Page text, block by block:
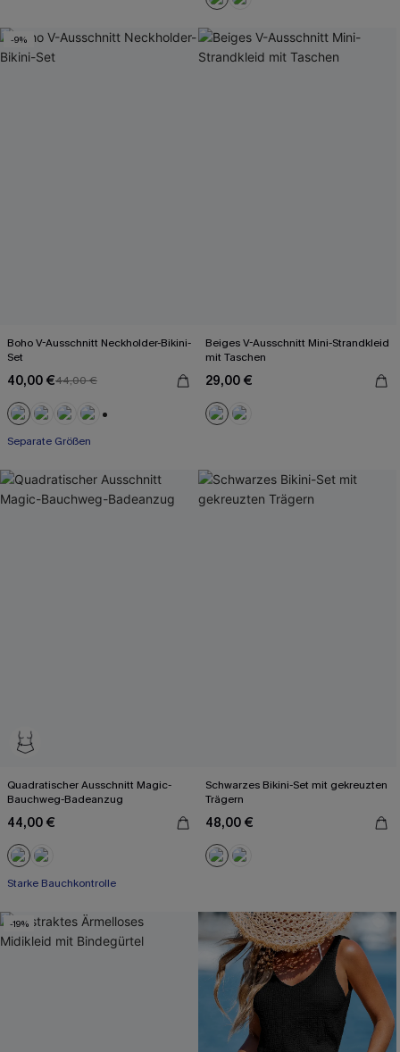
-9%
Boho V-Ausschnitt Neckholder-Bikini-
Set
40,00 €44,00 €
Separate Größen
Beiges V-Ausschnitt Mini-Strandkleid
mit Taschen
29,00 €
Quadratischer Ausschnitt Magic-
Bauchweg-Badeanzug
44,00 €
Starke Bauchkontrolle
Schwarzes Bikini-Set mit gekreuzten
Trägern
48,00 €
-19%